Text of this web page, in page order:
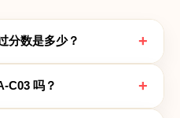
分数是多少？ +
C03 吗？ +